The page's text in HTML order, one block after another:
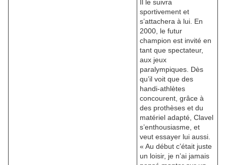
Il le suivra
sportivement et
s’attachera à lui. En
2000, le futur
champion est invité en
tant que spectateur,
aux jeux
paralympiques. Dès
qu’il voit que des
handi-athlètes
concourent, grâce à
des prothèses et du
matériel adapté, Clavel
s’enthousiasme, et
veut essayer lui aussi.
« Au début c’était juste
un loisir, je n’ai jamais